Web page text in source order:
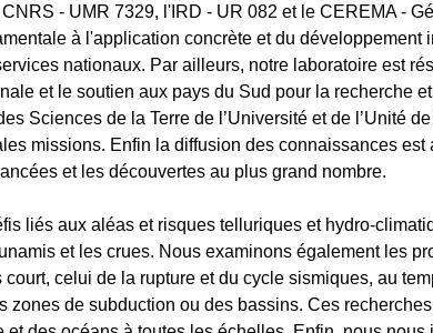
CNRS - UMR 7329, l' IRD - UR 082 et le CEREMA-
à l'application concrète et du développement
nationaux. Par ailleurs, notre laboratoire est
et le soutien aux pays du Sud pour la recherche
Sciences de la Terre de l’Université et de l’Unité
missions. Enfin la diffusion des connaissances
et les découvertes au plus grand nombre.
liés aux aléas et risques telluriques et hydro-
et les crues. Nous examinons également les
celui de la rupture et du cycle sismiques, au
zones de subduction ou des bassins. Ces